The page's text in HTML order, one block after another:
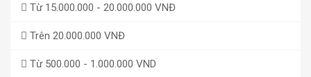
Từ 15.000.000 - 20.000.000 VNĐ
Trên 20.000.000 VNĐ
Từ 500.000 - 1.000.000 VND